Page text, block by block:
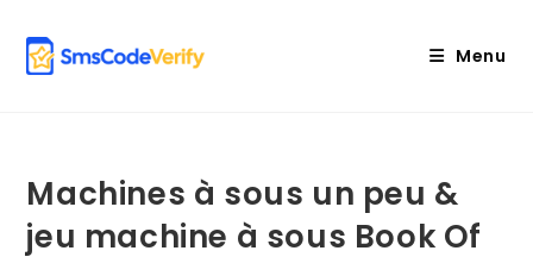
content
Menu
Machines à sous un peu &
jeu machine à sous Book Of